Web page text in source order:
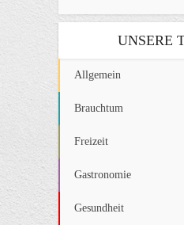
UNSERE
Allgemein
Brauchtum
Freizeit
Gastronomie
Gesundheit